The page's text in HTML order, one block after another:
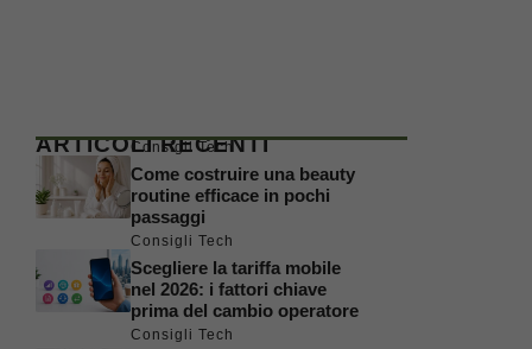
ARTICOLI RECENTI
Consigli Tech
Come costruire una beauty
routine efficace in pochi
passaggi
Consigli Tech
Scegliere la tariffa mobile
nel 2026: i fattori chiave
prima del cambio operatore
Consigli Tech